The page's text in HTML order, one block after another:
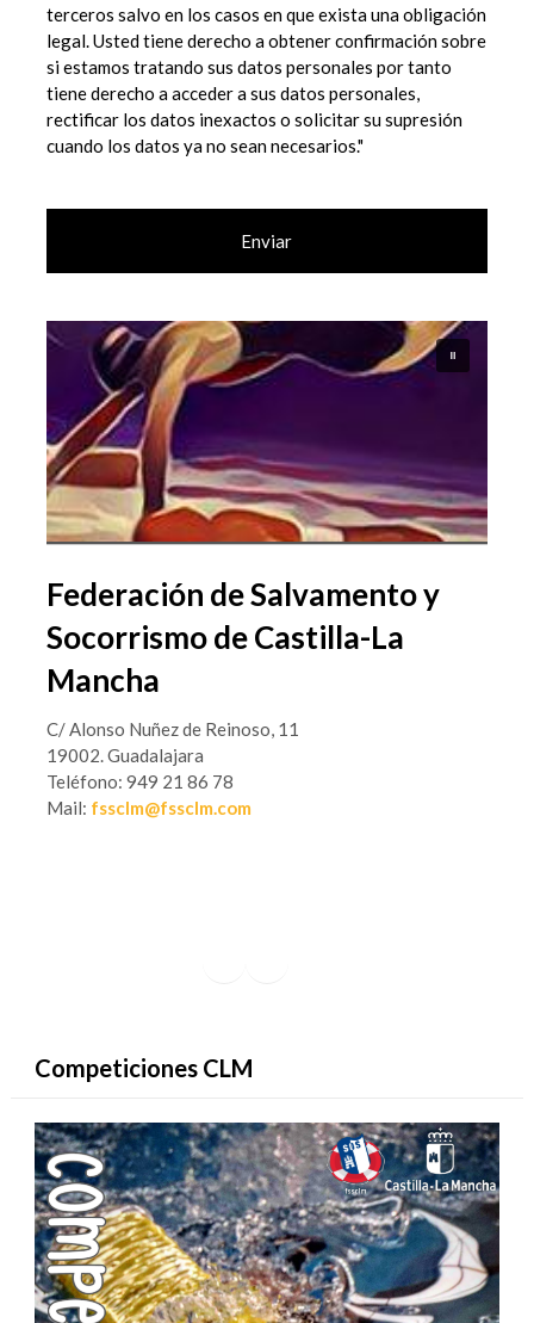
terceros salvo en los casos en que exista una obligación
legal. Usted tiene derecho a obtener confirmación sobre
si estamos tratando sus datos personales por tanto
tiene derecho a acceder a sus datos personales,
rectificar los datos inexactos o solicitar su supresión
cuando los datos ya no sean necesarios."
Federación de Salvamento y
Socorrismo de Castilla-La
Mancha
C/ Alonso Nuñez de Reinoso, 11
19002. Guadalajara
Teléfono: 949 21 86 78
Mail: fssclm@fssclm.com
Competiciones CLM